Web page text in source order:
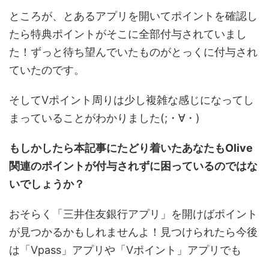
ところが、とあるアプリを開いてポイントを確認し
たら特典ポイントがそこに全部付与されていまし
た！ずっと待ち望んでいたものがとっくに付与され
ていたのです。
そしてVポイント周りは少し複雑な感じになってし
まっていることがわかりました(;・∀・)
もしかしたら本記事にたどり着いたあなたもOlive
関連のポイントが付与されずに困っているのではな
いでしょうか？
おそらく「三井住友銀行アプリ」を開けばポイント
が見つかるかもしれませんよ！見つけられたら今後
は「Vpass」アプリや「Vポイント」アプリでも